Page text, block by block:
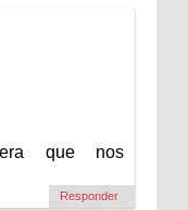
que nos
Responder